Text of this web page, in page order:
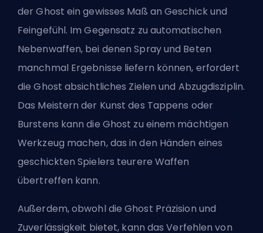
der Ghost ein gewisses Maß an Geschick und
Feingefühl. Im Gegensatz zu automatischen
Nebenwaffen, bei denen Spray und Beten
manchmal Ergebnisse liefern können, erfordert
die Ghost absichtliches Zielen und Abzugdisziplin.
Das Meistern der Kunst des Tappens oder
Burstens kann die Ghost zu einem mächtigen
Werkzeug machen, das in den Händen eines
geschickten Spielers teurere Waffen
übertreffen kann.
Außerdem, obwohl die Ghost Präzision und
Zuverlässigkeit bietet, kann das Verfehlen von